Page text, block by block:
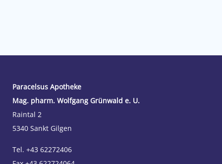
Paracelsus Apotheke
Mag. pharm. Wolfgang Grünwald e. U.
Raintal 2
5340 Sankt Gilgen
Tel. +43 62272406